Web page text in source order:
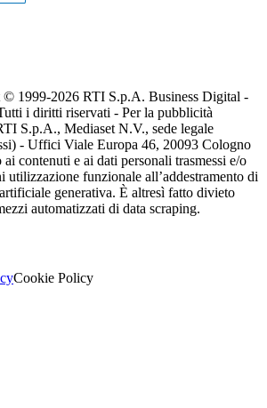
© 1999-2026 RTI S.p.A. Business Digital -
i diritti riservati - Per la pubblicità
S.p.A., Mediaset N.V., sede legale
- Uffici Viale Europa 46, 20093 Cologno
ai contenuti e ai dati personali trasmessi e/o
utilizzazione funzionale all’addestramento di
generativa. È altresì fatto divieto
automatizzati di data scraping.
Cookie Policy